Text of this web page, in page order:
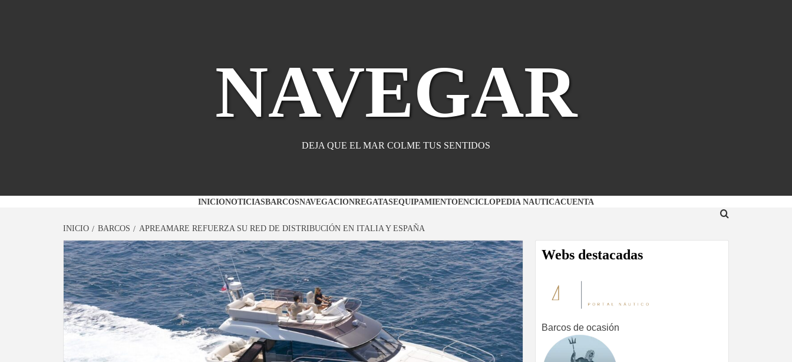
NAVEGAR
DEJA QUE EL MAR COLME TUS SENTIDOS
INICIONOTICIASBARCOSNAVEGACIONREGATASEQUIPAMIENTOENCICLOPEDIA NAUTICACUENTA
INICIO BARCOS APREAMARE REFUERZA SU RED DE DISTRIBUCIÓN EN ITALIA Y ESPAÑA
Webs destacadas
Barcos de ocasión